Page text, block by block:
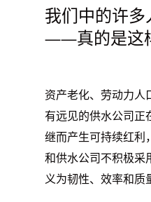
我们中的许
——真的是这
资产老化、劳动力人
有远见的供水公司正
继而产生可持续红利
和供水公司不积极采
义为韧性、效率和质